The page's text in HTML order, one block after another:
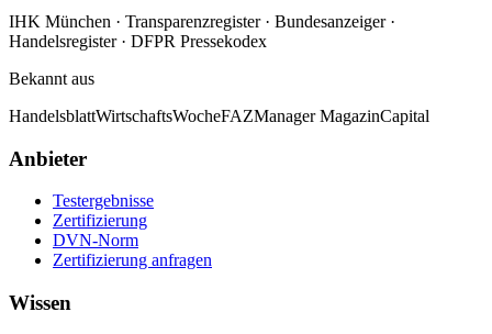
IHK München · Transparenzregister · Bundesanzeiger ·
Handelsregister · DFPR Pressekodex
Bekannt aus
HandelsblattWirtschaftsWocheFAZManager MagazinCapital
Anbieter
Testergebnisse
Zertifizierung
DVN-Norm
Zertifizierung anfragen
Wissen